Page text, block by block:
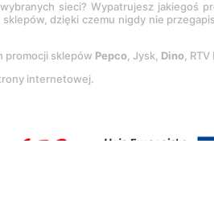
sieci? Wypatrujesz jakiegoś
sklepów, dzięki czemu nigdy nie
promocji sklepów Pepco, Jysk, Dino, RTV
internetowej.